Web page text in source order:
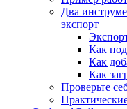
Два
экспорт
Как
Как
Как
Проверьте